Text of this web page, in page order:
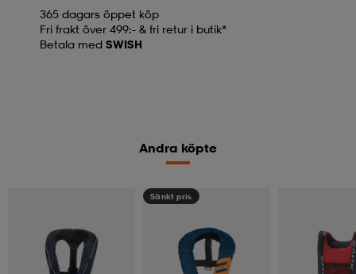
365 dagars öppet köp
Fri frakt över 499:- & fri retur i butik*
Betala med SWISH
Andra köpte
Sänkt pris